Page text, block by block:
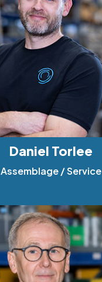
Daniel Torlee
Assemblage / Service